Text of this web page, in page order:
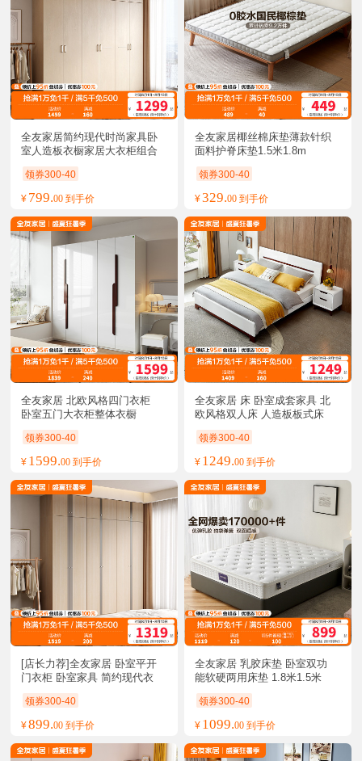
全友家居简约现代时尚家具卧
室人造板衣橱家居大衣柜组合
衣柜
领券300-40
¥ 799.00 到手价
全友家居椰丝棉床垫薄款针织
面料护脊床垫1.5米1.8m
领券300-40
¥329.00 到手价
全友家居 北欧风格四门衣柜
卧室五门大衣柜整体衣橱
领券300-40
¥ 1599.00 到手价
全友家居 床 卧室成套家具 北
欧风格双人床 人造板板式床
白色床
领券300-40
¥ 1249.00 到手价
[店长力荐]全友家居 卧室平开
门衣柜 卧室家具 简约现代衣
柜现代北欧5门衣柜
领券300-40
¥899.00 到手价
全友家居 乳胶床垫 卧室双功
能软硬两用床垫 1.8米1.5米
领券300-40
¥ 1099.00 到手价